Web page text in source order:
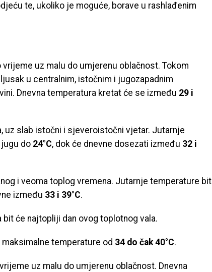
te, ukoliko je moguće, borave u rashlađenim
uz malu do umjerenu oblačnost. Tokom
u centralnim, istočnim i jugozapadnim
Dnevna temperatura kretat će se između 29 i
uz slab istočni i sjeveroistočni vjetar. Jutarnje
jugu do 24°C, dok će dnevne dosezati između 32 i
i veoma toplog vremena. Jutarnje temperature bit
između 33 i 39°C.
bit će najtopliji dan ovog toplotnog vala.
temperature od 34 do čak 40°C.
uz malu do umjerenu oblačnost. Dnevna